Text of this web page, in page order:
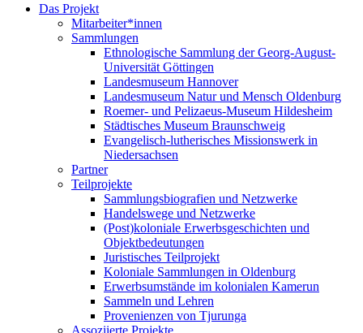
Das Projekt
Mitarbeiter*innen
Sammlungen
Ethnologische Sammlung der Georg-August-
Universität Göttingen
Landesmuseum Hannover
Landesmuseum Natur und Mensch Oldenburg
Roemer- und Pelizaeus-Museum Hildesheim
Städtisches Museum Braunschweig
Evangelisch-lutherisches Missionswerk in
Niedersachsen
Partner
Teilprojekte
Sammlungsbiografien und Netzwerke
Handelswege und Netzwerke
(Post)koloniale Erwerbsgeschichten und
Objektbedeutungen
Juristisches Teilprojekt
Koloniale Sammlungen in Oldenburg
Erwerbsumstände im kolonialen Kamerun
Sammeln und Lehren
Provenienzen von Tjurunga
Assoziierte Projekte